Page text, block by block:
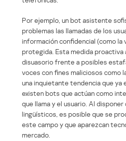
Por ejemplo, un bot asistente
problemas las llamadas de los
información confidencial (como la
protegida. Esta medida
disuasorio frente a posibles
voces con fines maliciosos como
una inquietante tendencia que ya
existen bots que actúan como
que llama y el usuario. Al
lingüísticos, es posible que se
este campo y que aparezcan
mercado.